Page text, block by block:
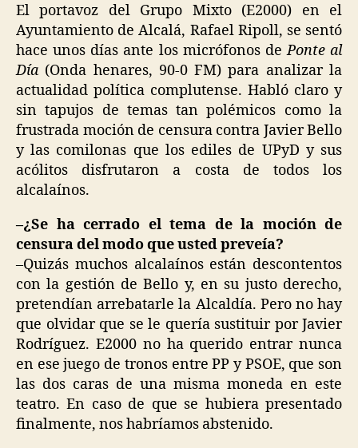
El portavoz del Grupo Mixto (E2000) en el
Ayuntamiento de Alcalá, Rafael Ripoll, se sentó
hace unos días ante los micrófonos dePonte al
Día (Onda henares, 90-0 FM) para analizar la
actualidad política complutense. Habló claro y
sin tapujos de temas tan polémicos como la
frustrada moción de censura contra Javier Bello
y las comilonas que los ediles de UPyD y sus
acólitos disfrutaron a costa de todos los
alcalaínos.
–¿Se ha cerrado el tema de la moción de
censura del modo que usted preveía?
–Quizás muchos alcalaínos están descontentos
con la gestión de Bello y, en su justo derecho,
pretendían arrebatarle la Alcaldía. Pero no hay
que olvidar que se le quería sustituir por Javier
Rodríguez. E2000 no ha querido entrar nunca
en ese juego de tronos entre PP y PSOE, que son
las dos caras de una misma moneda en este
teatro. En caso de que se hubiera presentado
finalmente, nos habríamos abstenido.